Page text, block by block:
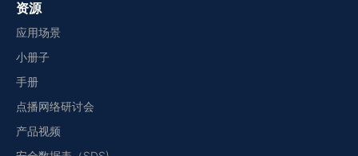
资源
应用场景
小册子
手册
点播网络研讨会
产品视频